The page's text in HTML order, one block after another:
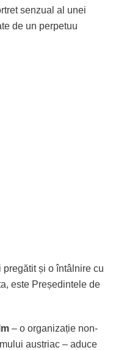
senzual al unei
de un perpetuu
și o întâlnire cu
este Președintele de
– o organizație non-
austriac – aduce